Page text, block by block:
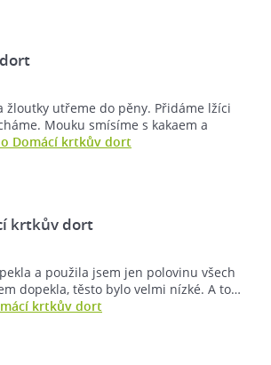
žloutky utřeme do pěny. Přidáme lžíci
Mouku smísíme s kakaem a
Domácí krtkův dort
krtkův dort
a použila jsem jen polovinu všech
dopekla, těsto bylo velmi nízké. A to…
krtkův dort